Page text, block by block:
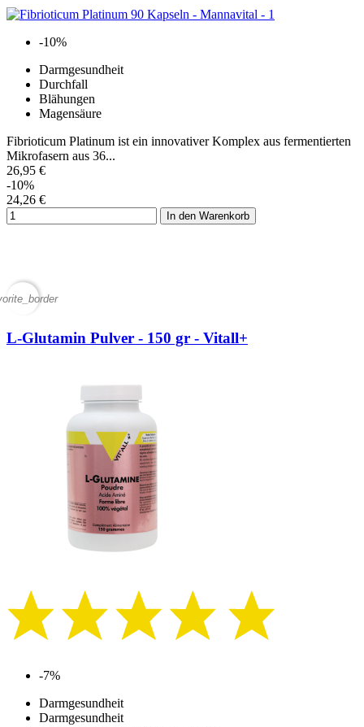
-10%
Darmgesundheit
Durchfall
Blähungen
Magensäure
Fibrioticum Platinum ist ein innovativer Komplex aus fermentierten
Mikrofasern aus 36...
26,95 €
-10%
24,26 €
In den Warenkorb
L-Glutamin Pulver - 150 gr - Vitall+
-7%
Darmgesundheit
Darmgesundheit